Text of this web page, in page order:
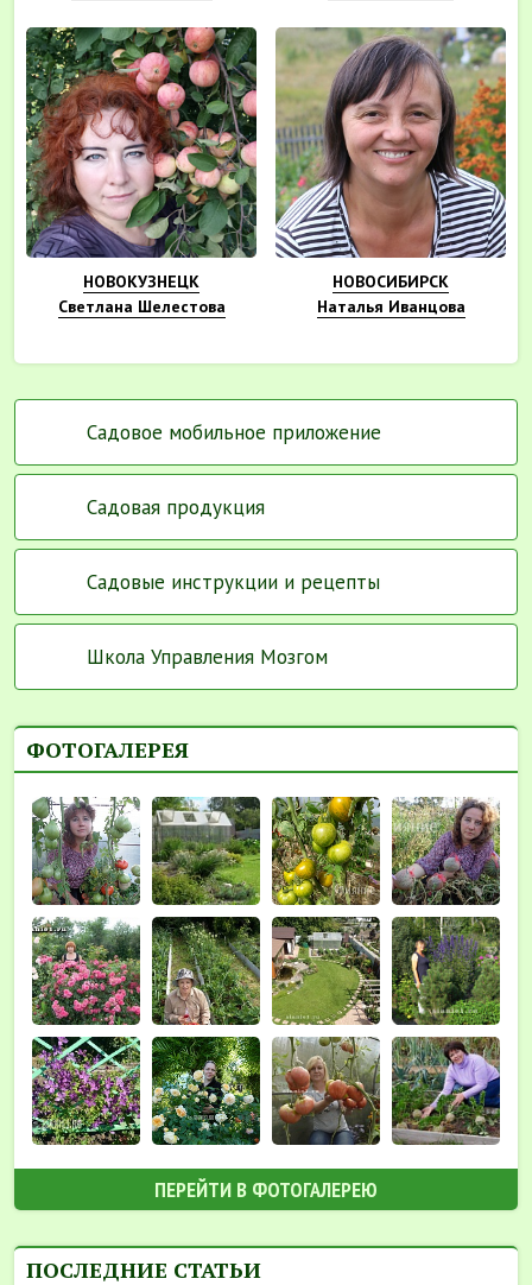
НОВОКУЗНЕЦК
Светлана Шелестова
НОВОСИБИРСК
Наталья Иванцова
Садовое мобильное приложение
Садовая продукция
Садовые инструкции и рецепты
Школа Управления Мозгом
ФОТОГАЛЕРЕЯ
ПЕРЕЙТИ В ФОТОГАЛЕРЕЮ
ПОСЛЕДНИЕ СТАТЬИ